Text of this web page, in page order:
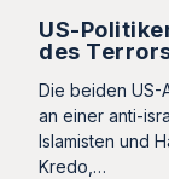
US-
des
Die beiden US-
an einer anti-
Islamisten und
Kredo,…